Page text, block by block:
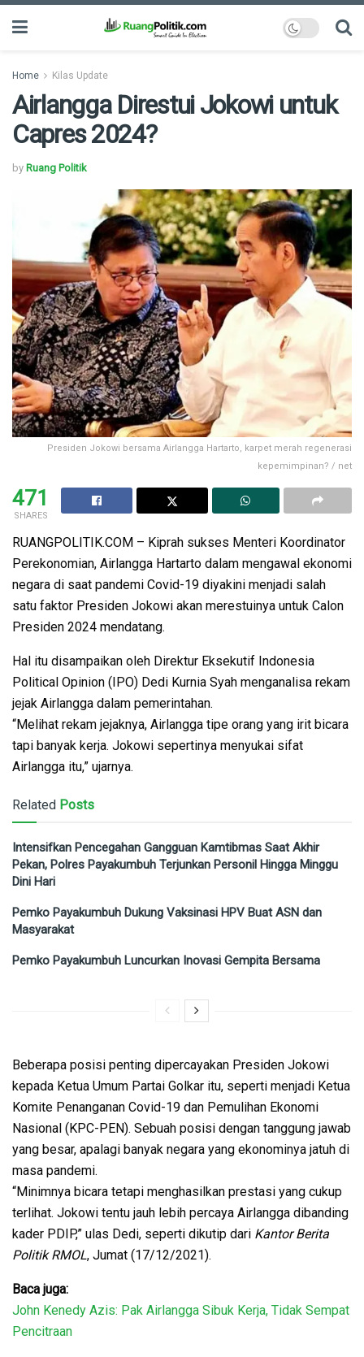
Home Kilas Update
Airlangga Direstui Jokowi untuk
Capres 2024?
by Ruang Politik
Presiden Jokowi bersama Airlangga Hartarto, karpet merah regenerasi
kepemimpinan? / net
471
SHARES
RUANGPOLITIK.COM – Kiprah sukses Menteri Koordinator
Perekonomian, Airlangga Hartarto dalam mengawal ekonomi
negara di saat pandemi Covid-19 diyakini menjadi salah
satu faktor Presiden Jokowi akan merestuinya untuk Calon
Presiden 2024 mendatang.
Hal itu disampaikan oleh Direktur Eksekutif Indonesia
Political Opinion (IPO) Dedi Kurnia Syah menganalisa rekam
jejak Airlangga dalam pemerintahan.
“Melihat rekam jejaknya, Airlangga tipe orang yang irit bicara
tapi banyak kerja. Jokowi sepertinya menyukai sifat
Airlangga itu,” ujarnya.
Related Posts
Intensifkan Pencegahan Gangguan Kamtibmas Saat Akhir
Pekan, Polres Payakumbuh Terjunkan Personil Hingga Minggu
Dini Hari
Pemko Payakumbuh Dukung Vaksinasi HPV Buat ASN dan
Masyarakat
Pemko Payakumbuh Luncurkan Inovasi Gempita Bersama
Beberapa posisi penting dipercayakan Presiden Jokowi
kepada Ketua Umum Partai Golkar itu, seperti menjadi Ketua
Komite Penanganan Covid-19 dan Pemulihan Ekonomi
Nasional (KPC-PEN). Sebuah posisi dengan tanggung jawab
yang besar, apalagi banyak negara yang ekonominya jatuh di
masa pandemi.
“Minimnya bicara tetapi menghasilkan prestasi yang cukup
terlihat. Jokowi tentu jauh lebih percaya Airlangga dibanding
kader PDIP,” ulas Dedi, seperti dikutip dari Kantor Berita
Politik RMOL, Jumat (17/12/2021).
Baca juga:
John Kenedy Azis: Pak Airlangga Sibuk Kerja, Tidak Sempat
Pencitraan